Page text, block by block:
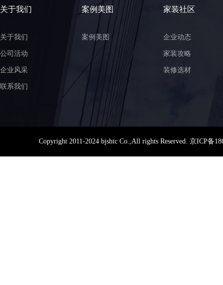
关于我们
关于我们
公司活动
企业风采
联系我们
案例美图
案例美图
家装社区
企业动态
家装攻略
装修选材
Copyright 2011-2024 bjshtc Co.,All rights Reserved. 京ICP备